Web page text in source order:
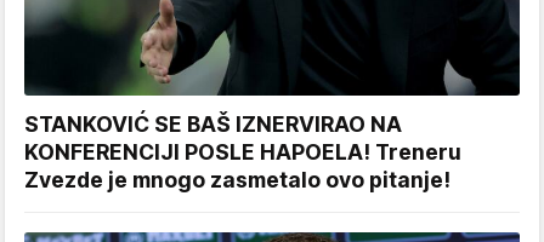
STANKOVIĆ SE BAŠ IZNERVIRAO NA
KONFERENCIJI POSLE HAPOELA! Treneru
Zvezde je mnogo zasmetalo ovo pitanje!